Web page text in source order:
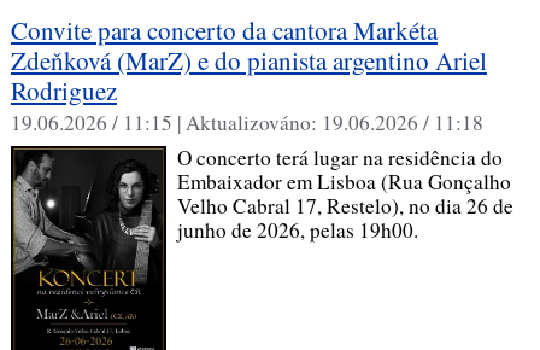
Convite para concerto da cantora Markéta
Zdeňková (MarZ) e do pianista argentino Ariel
Rodriguez
19.06.2026 / 11:15 |Aktualizováno: 19.06.2026 / 11:18
O concerto terá lugar na residência do
Embaixador em Lisboa (Rua Gonçalho
Velho Cabral 17, Restelo), no dia 26 de
junho de 2026, pelas 19h00.